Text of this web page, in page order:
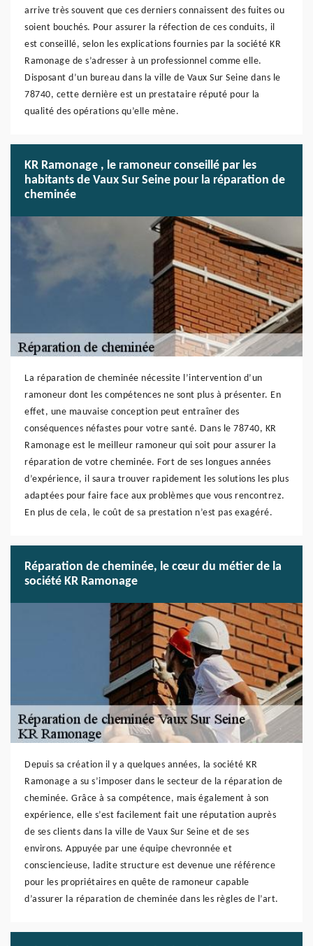
arrive très souvent que ces derniers connaissent des fuites ou
soient bouchés. Pour assurer la réfection de ces conduits, il
est conseillé, selon les explications fournies par la société KR
Ramonage de s’adresser à un professionnel comme elle.
Disposant d’un bureau dans la ville de Vaux Sur Seine dans le
78740, cette dernière est un prestataire réputé pour la
qualité des opérations qu’elle mène.
KR Ramonage , le ramoneur conseillé par les
habitants de Vaux Sur Seine pour la réparation de
cheminée
La réparation de cheminée nécessite l’intervention d’un
ramoneur dont les compétences ne sont plus à présenter. En
effet, une mauvaise conception peut entraîner des
conséquences néfastes pour votre santé. Dans le 78740, KR
Ramonage est le meilleur ramoneur qui soit pour assurer la
réparation de votre cheminée. Fort de ses longues années
d’expérience, il saura trouver rapidement les solutions les plus
adaptées pour faire face aux problèmes que vous rencontrez.
En plus de cela, le coût de sa prestation n’est pas exagéré.
Réparation de cheminée, le cœur du métier de la
société KR Ramonage
Depuis sa création il y a quelques années, la société KR
Ramonage a su s’imposer dans le secteur de la réparation de
cheminée. Grâce à sa compétence, mais également à son
expérience, elle s’est facilement fait une réputation auprès
de ses clients dans la ville de Vaux Sur Seine et de ses
environs. Appuyée par une équipe chevronnée et
consciencieuse, ladite structure est devenue une référence
pour les propriétaires en quête de ramoneur capable
d’assurer la réparation de cheminée dans les règles de l’art.